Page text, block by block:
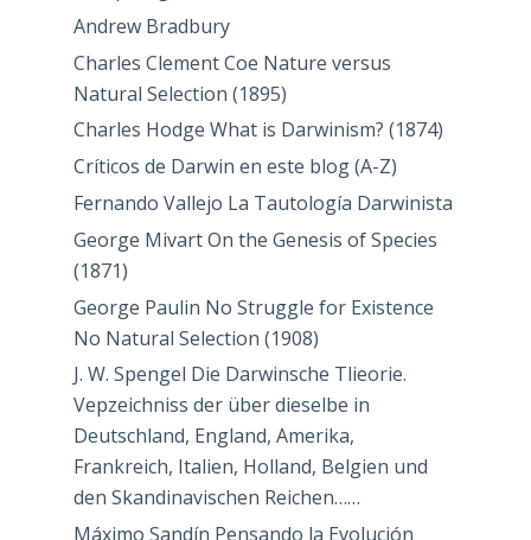
Andrew Bradbury
Charles Clement Coe Nature versus
Natural Selection (1895)
Charles Hodge What is Darwinism? (1874)
Críticos de Darwin en este blog (A-Z)
Fernando Vallejo La Tautología Darwinista
George Mivart On the Genesis of Species
(1871)
George Paulin No Struggle for Existence
No Natural Selection (1908)
J. W. Spengel Die Darwinsche Tlieorie.
Vepzeichniss der über dieselbe in
Deutschland, England, Amerika,
Frankreich, Italien, Holland, Belgien und
den Skandinavischen Reichen……
Máximo Sandín Pensando la Evolución